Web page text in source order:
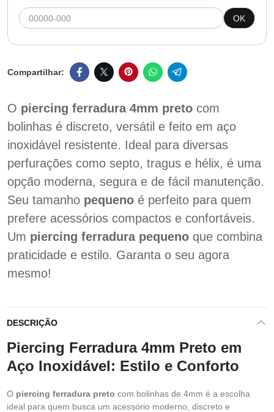
OK
O piercing ferradura 4mm preto com
bolinhas é discreto, versátil e feito em aço
inoxidável resistente. Ideal para diversas
perfurações como septo, tragus e hélix, é uma
opção moderna, segura e de fácil manutenção.
Seu tamanho pequeno é perfeito para quem
prefere acessórios compactos e confortáveis.
Um piercing ferradura pequeno que combina
praticidade e estilo. Garanta o seu agora
mesmo!
DESCRIÇÃO
Piercing Ferradura 4mm Preto em
Aço Inoxidável: Estilo e Conforto
O piercing ferradura preto com bolinhas de 4mm é a escolha
ideal para quem busca um acessório moderno, discreto e